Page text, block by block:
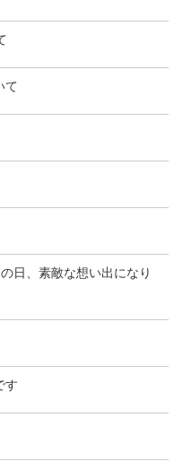
て
日、素敵な想い出になり
す